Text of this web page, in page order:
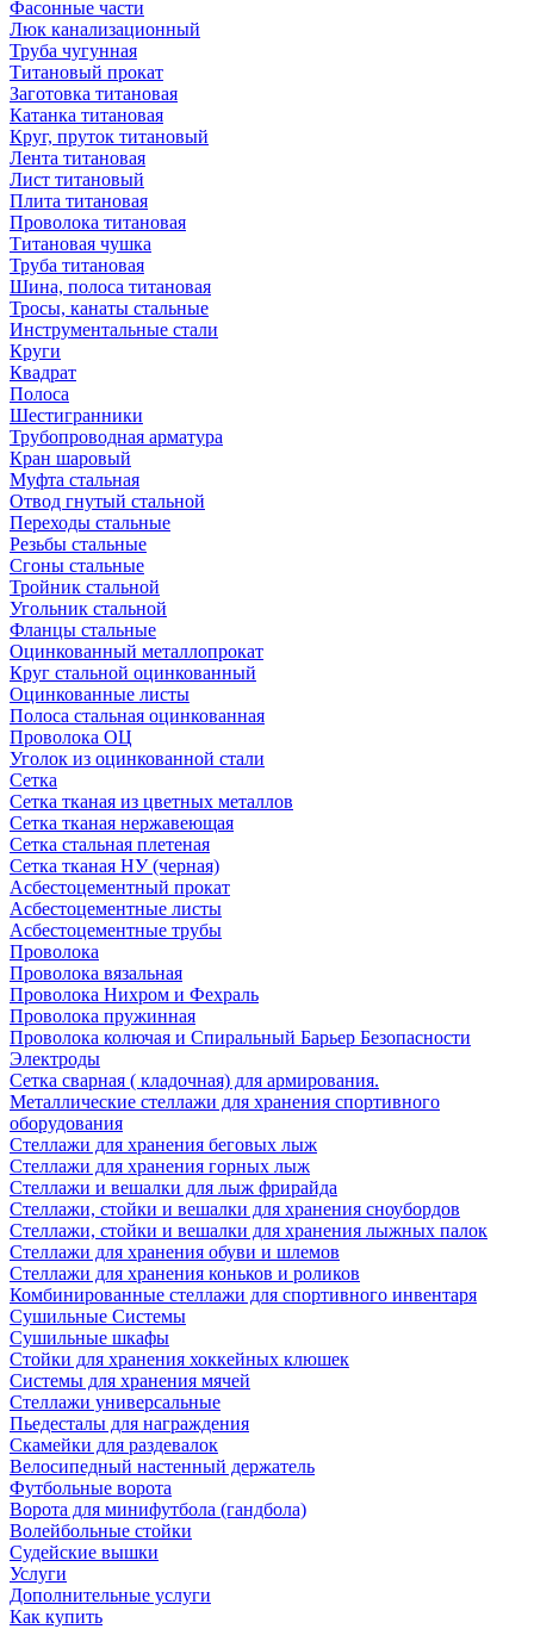
Фасонные части
Люк канализационный
Труба чугунная
Титановый прокат
Заготовка титановая
Катанка титановая
Круг, пруток титановый
Лента титановая
Лист титановый
Плита титановая
Проволока титановая
Титановая чушка
Труба титановая
Шина, полоса титановая
Тросы, канаты стальные
Инструментальные стали
Круги
Квадрат
Полоса
Шестигранники
Трубопроводная арматура
Кран шаровый
Муфта стальная
Отвод гнутый стальной
Переходы стальные
Резьбы стальные
Сгоны стальные
Тройник стальной
Угольник стальной
Фланцы стальные
Оцинкованный металлопрокат
Круг стальной оцинкованный
Оцинкованные листы
Полоса стальная оцинкованная
Проволока ОЦ
Уголок из оцинкованной стали
Сетка
Сетка тканая из цветных металлов
Сетка тканая нержавеющая
Сетка стальная плетеная
Сетка тканая НУ (черная)
Асбестоцементный прокат
Асбестоцементные листы
Асбестоцементные трубы
Проволока
Проволока вязальная
Проволока Нихром и Фехраль
Проволока пружинная
Проволока колючая и Спиральный Барьер Безопасности
Электроды
Сетка сварная ( кладочная) для армирования.
Металлические стеллажи для хранения спортивного
оборудования
Стеллажи для хранения беговых лыж
Стеллажи для хранения горных лыж
Стеллажи и вешалки для лыж фрирайда
Стеллажи, стойки и вешалки для хранения сноубордов
Стеллажи, стойки и вешалки для хранения лыжных палок
Стеллажи для хранения обуви и шлемов
Стеллажи для хранения коньков и роликов
Комбинированные стеллажи для спортивного инвентаря
Сушильные Системы
Сушильные шкафы
Стойки для хранения хоккейных клюшек
Системы для хранения мячей
Стеллажи универсальные
Пьедесталы для награждения
Скамейки для раздевалок
Велосипедный настенный держатель
Футбольные ворота
Ворота для минифутбола (гандбола)
Волейбольные стойки
Судейские вышки
Услуги
Дополнительные услуги
Как купить